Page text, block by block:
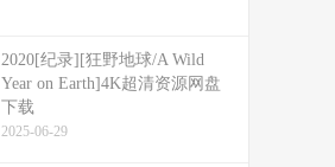
2020[纪录][狂野地球/A Wild
Year on Earth]4K超清资源网盘
下载
2025-06-29